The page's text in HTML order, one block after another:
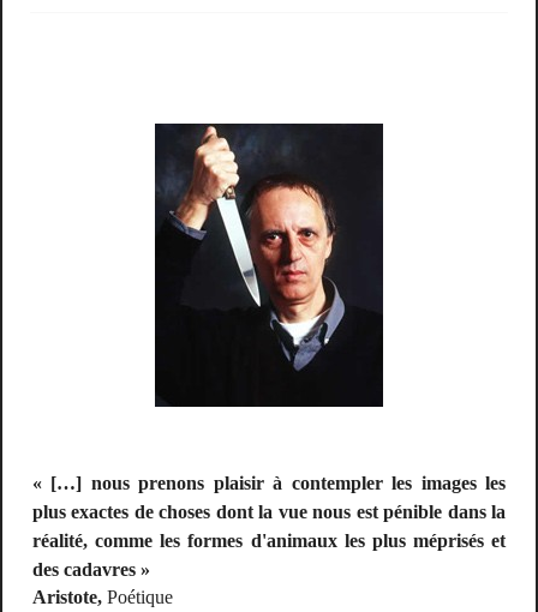
« […] nous prenons plaisir à contempler les images les
plus exactes de choses dont la vue nous est pénible dans la
réalité, comme les formes d'animaux les plus méprisés et
des cadavres »
Aristote, Poétique